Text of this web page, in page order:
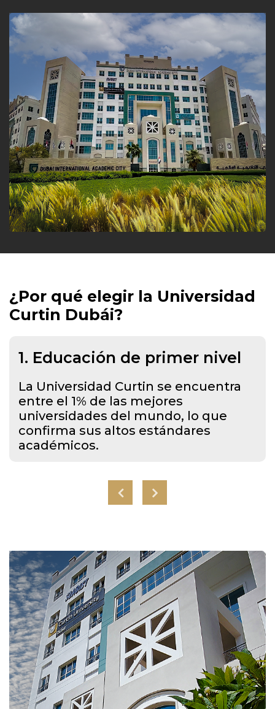
¿Por qué elegir la Universidad
Curtin Dubái?
1. Educación de primer nivel
La Universidad Curtin se encuentra
entre el 1% de las mejores
universidades del mundo, lo que
confirma sus altos estándares
académicos.